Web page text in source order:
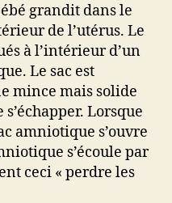
grandit dans le
de l’utérus. Le
à l’intérieur d’un
Le sac est
mince mais solide
Lorsque
amniotique s’ouvre
s’écoule par
ceci « perdre les